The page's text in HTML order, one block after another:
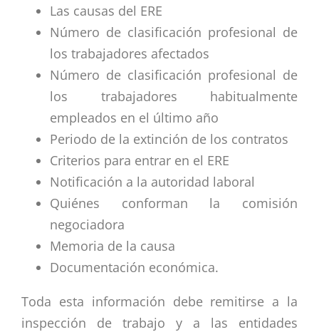
Las causas del ERE
Número de clasificación profesional de
los trabajadores afectados
Número de clasificación profesional de
los trabajadores habitualmente
empleados en el último año
Periodo de la extinción de los contratos
Criterios para entrar en el ERE
Notificación a la autoridad laboral
Quiénes conforman la comisión
negociadora
Memoria de la causa
Documentación económica.
Toda esta información debe remitirse a la
inspección de trabajo y a las entidades